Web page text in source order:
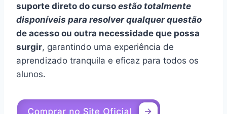
suporte direto do curso estão totalmente
disponíveis para resolver qualquer questão
de acesso ou outra necessidade que possa
surgir, garantindo uma experiência de
aprendizado tranquila e eficaz para todos os
alunos.